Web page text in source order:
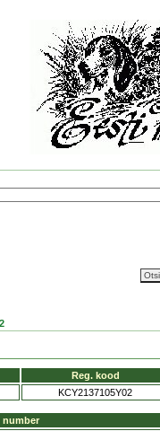
Reg. kood
KCY2137105Y02
number